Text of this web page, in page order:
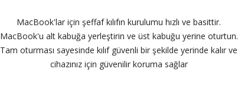
MacBook'lar için şeffaf kılıfın kurulumu hızlı ve basittir.
MacBook'u alt kabuğa yerleştirin ve üst kabuğu yerine oturtun.
Tam oturması sayesinde kılıf güvenli bir şekilde yerinde kalır ve
cihazınız için güvenilir koruma sağlar